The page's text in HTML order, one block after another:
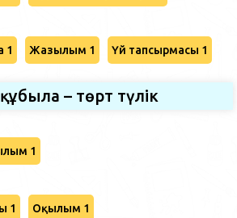
1 Жазылым 1 Үй тапсырмасы 1
– төрт түлік
1
1 Оқылым 1